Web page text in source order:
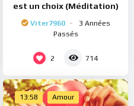
est un choix (Méditation)
Viter7960
3 Années
Passés
2 714
13:58 Amour